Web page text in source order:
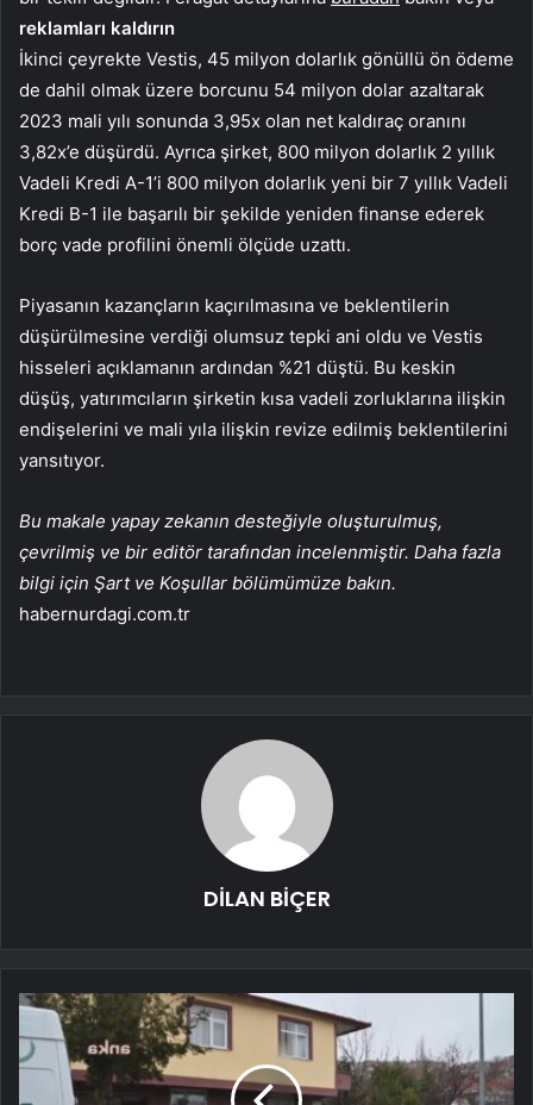
reklamları kaldırın
İkinci çeyrekte Vestis, 45 milyon dolarlık gönüllü ön ödeme
de dahil olmak üzere borcunu 54 milyon dolar azaltarak
2023 mali yılı sonunda 3,95x olan net kaldıraç oranını
3,82x’e düşürdü. Ayrıca şirket, 800 milyon dolarlık 2 yıllık
Vadeli Kredi A-1’i 800 milyon dolarlık yeni bir 7 yıllık Vadeli
Kredi B-1 ile başarılı bir şekilde yeniden finanse ederek
borç vade profilini önemli ölçüde uzattı.
Piyasanın kazançların kaçırılmasına ve beklentilerin
düşürülmesine verdiği olumsuz tepki ani oldu ve Vestis
hisseleri açıklamanın ardından %21 düştü. Bu keskin
düşüş, yatırımcıların şirketin kısa vadeli zorluklarına ilişkin
endişelerini ve mali yıla ilişkin revize edilmiş beklentilerini
yansıtıyor.
Bu makale yapay zekanın desteğiyle oluşturulmuş,
çevrilmiş ve bir editör tarafından incelenmiştir. Daha fazla
bilgi için Şart ve Koşullar bölümümüze bakın.
habernurdagi.com.tr
DİLAN BİÇER